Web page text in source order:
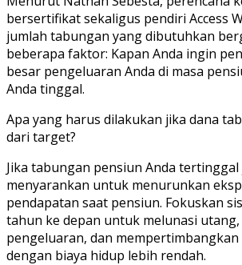
bersertifikat sekaligus pendiri Access
jumlah tabungan yang dibutuhkan
beberapa faktor: Kapan Anda ingin
besar pengeluaran Anda di masa
Anda tinggal.
Apa yang harus dilakukan jika dana
dari target?
Jika tabungan pensiun Anda tertinggal
menyarankan untuk menurunkan
pendapatan saat pensiun. Fokuskan
tahun ke depan untuk melunasi
pengeluaran, dan
dengan biaya hidup lebih rendah.